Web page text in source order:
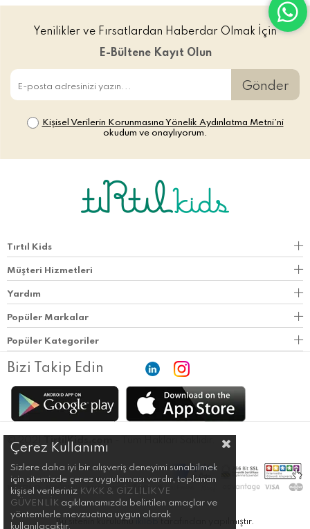
Yenilikler ve Fırsatlardan Haberdar Olmak İçin
E-Bültene Kayıt Olun
Gönder
Kişisel Verilerin Korunmasına Yönelik Aydınlatma Metni’ni
okudum ve onaylıyorum.
Tırtıl Kids
Müşteri Hizmetleri
Yardım
Popüler Markalar
Popüler Kategoriler
Bizi Takip Edin
© 2021 TirtilKids.com
Bu sitenin kurulumu tarafından yapılmıştır.
Çerez Kullanımı
Sizlere daha iyi bir alışveriş deneyimi sunabilmek
için sitemizde çerez uygulaması vardır, toplanan
kişisel verileriniz KVKK & GİZLİLİK VE
GÜVENLİK açıklamamızda belirtilen amaçlar ve
yöntemlerle mevzuatına uygun olarak
kullanılacaktır.